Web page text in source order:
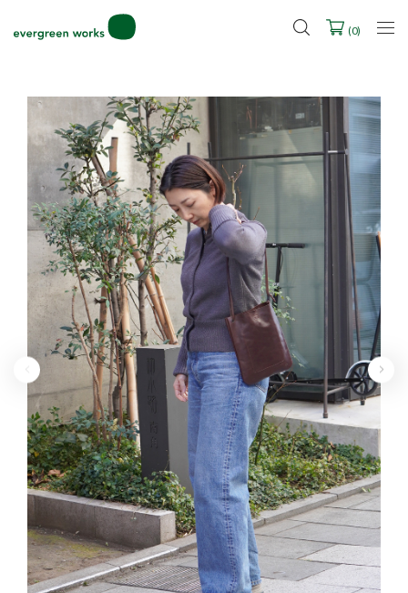
2027年ご入学用ランドセル受注会スケジュール
(0)